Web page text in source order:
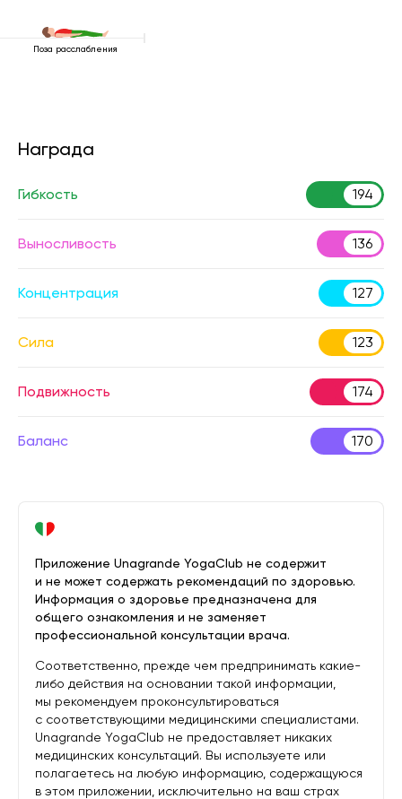
Поза расслабления
Награда
Гибкость 194
Выносливость 136
Концентрация 127
Сила 123
Подвижность 174
Баланс 170
Приложение Unagrande YogaClub не содержит
и не может содержать рекомендаций по здоровью.
Информация о здоровье предназначена для
общего ознакомления и не заменяет
профессиональной консультации врача.
Соответственно, прежде чем предпринимать какие-
либо действия на основании такой информации,
мы рекомендуем проконсультироваться
с соответствующими медицинскими специалистами.
Unagrande YogaClub не предоставляет никаких
медицинских консультаций. Вы используете или
полагаетесь на любую информацию, содержащуюся
в этом приложении, исключительно на ваш страх